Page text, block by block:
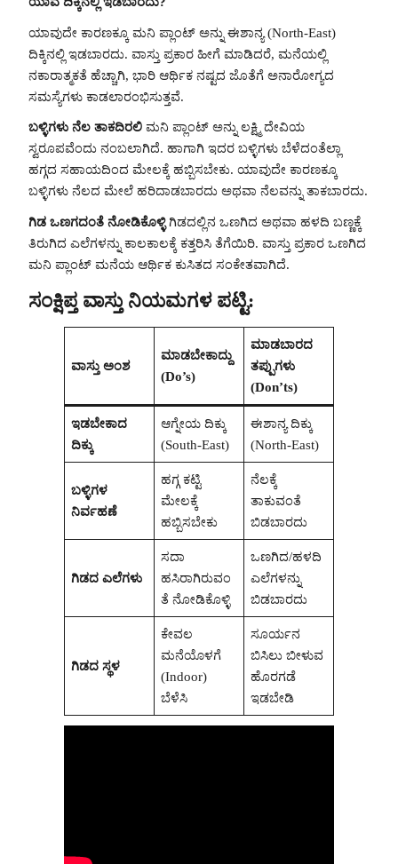
ಯಾವುದೇ ಕಾರಣಕ್ಕೂ ಮನಿ ಪ್ಲಾಂಟ್ ಅನ್ನು ಈಶಾನ್ಯ (North-East)
ದಿಕ್ಕಿನಲ್ಲಿ ಇಡಬಾರದು. ವಾಸ್ತು ಪ್ರಕಾರ ಹೀಗೆ ಮಾಡಿದರೆ, ಮನೆಯಲ್ಲಿ
ನಕಾರಾತ್ಮಕತೆ ಹೆಚ್ಚಾಗಿ, ಭಾರಿ ಆರ್ಥಿಕ ನಷ್ಟದ ಜೊತೆಗೆ ಅನಾರೋಗ್ಯದ
ಸಮಸ್ಯೆಗಳು ಕಾಡಲಾರಂಭಿಸುತ್ತವೆ.
ಬಳ್ಳಿಗಳು ನೆಲ ತಾಕದಿರಲಿ ಮನಿ ಪ್ಲಾಂಟ್ ಅನ್ನು ಲಕ್ಷ್ಮಿ ದೇವಿಯ
ಸ್ವರೂಪವೆಂದು ನಂಬಲಾಗಿದೆ. ಹಾಗಾಗಿ ಇದರ ಬಳ್ಳಿಗಳು ಬೆಳೆದಂತೆಲ್ಲಾ
ಹಗ್ಗದ ಸಹಾಯದಿಂದ ಮೇಲಕ್ಕೆ ಹಬ್ಬಿಸಬೇಕು. ಯಾವುದೇ ಕಾರಣಕ್ಕೂ
ಬಳ್ಳಿಗಳು ನೆಲದ ಮೇಲೆ ಹರಿದಾಡಬಾರದು ಅಥವಾ ನೆಲವನ್ನು ತಾಕಬಾರದು.
ಗಿಡ ಒಣಗದಂತೆ ನೋಡಿಕೊಳ್ಳಿಗಿಡದಲ್ಲಿನ ಒಣಗಿದ ಅಥವಾ ಹಳದಿ ಬಣ್ಣಕ್ಕೆ
ತಿರುಗಿದ ಎಲೆಗಳನ್ನು ಕಾಲಕಾಲಕ್ಕೆ ಕತ್ತರಿಸಿ ತೆಗೆಯಿರಿ. ವಾಸ್ತು ಪ್ರಕಾರ ಒಣಗಿದ
ಮನಿ ಪ್ಲಾಂಟ್ ಮನೆಯ ಆರ್ಥಿಕ ಕುಸಿತದ ಸಂಕೇತವಾಗಿದೆ.
ಸಂಕ್ಷಿಪ್ತ ವಾಸ್ತು ನಿಯಮಗಳ ಪಟ್ಟಿ:
ವಾಸ್ತು ಅಂಶ
ಮಾಡಬೇಕಾದ್ದು
(Do’s)
ಮಾಡಬಾರದ
ತಪ್ಪುಗಳು
(Don’ts)
ಇಡಬೇಕಾದ
ದಿಕ್ಕು
ಆಗ್ನೇಯ ದಿಕ್ಕು
(South-East)
ಈಶಾನ್ಯ ದಿಕ್ಕು
(North-East)
ಬಳ್ಳಿಗಳ
ನಿರ್ವಹಣೆ
ಹಗ್ಗ ಕಟ್ಟಿ
ಮೇಲಕ್ಕೆ
ಹಬ್ಬಿಸಬೇಕು
ನೆಲಕ್ಕೆ
ತಾಕುವಂತೆ
ಬಿಡಬಾರದು
ಗಿಡದ ಎಲೆಗಳು
ಸದಾ
ಹಸಿರಾಗಿರುವಂ
ತೆ ನೋಡಿಕೊಳ್ಳಿ
ಒಣಗಿದ/ಹಳದಿ
ಎಲೆಗಳನ್ನು
ಬಿಡಬಾರದು
ಗಿಡದ ಸ್ಥಳ
ಕೇವಲ
ಮನೆಯೊಳಗೆ
(Indoor)
ಬೆಳೆಸಿ
ಸೂರ್ಯನ
ಬಿಸಿಲು ಬೀಳುವ
ಹೊರಗಡೆ
ಇಡಬೇಡಿ